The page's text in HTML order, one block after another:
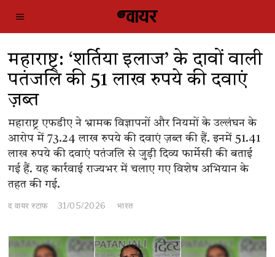
महाराष्ट्र: ‘शर्तिया इलाज’ के दावों वाली
पतंजलि की 51 लाख रुपये की दवाएं
ज़ब्त
महाराष्ट्र एफडीए ने भ्रामक विज्ञापनों और नियमों के उल्लंघन के
आरोप में 73.24 लाख रुपये की दवाएं ज़ब्त की हैं. इनमें 51.41
लाख रुपये की दवाएं पतंजलि से जुड़ी दिव्य फार्मेसी की बताई
गई हैं. यह कार्रवाई राज्यभर में चलाए गए विशेष अभियान के
तहत की गई.
द वायर स्टाफ 31/05/2026 भारत